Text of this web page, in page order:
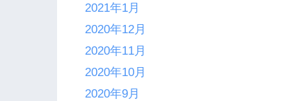
2021年1月
2020年12月
2020年11月
2020年10月
2020年9月